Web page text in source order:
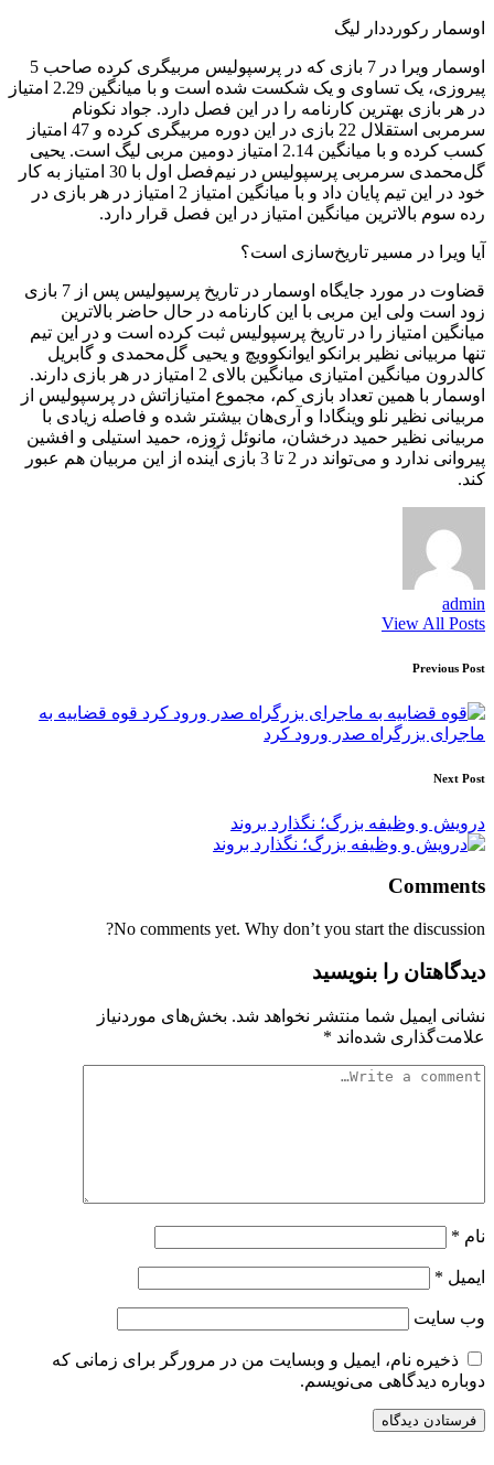
اوسمار رکورددار لیگ
اوسمار ویرا در 7 بازی که در پرسپولیس مربیگری کرده صاحب 5
پیروزی، یک تساوی و یک شکست شده است و با میانگین 2.29 امتیاز
در هر بازی بهترین کارنامه را در این فصل دارد. جواد نکونام
سرمربی استقلال 22 بازی در این دوره مربیگری کرده و 47 امتیاز
کسب کرده و با میانگین 2.14 امتیاز دومین مربی لیگ است. یحیی
گل‌محمدی سرمربی پرسپولیس در نیم‌فصل اول با 30 امتیاز به کار
خود در این تیم پایان داد و با میانگین امتیاز 2 امتیاز در هر بازی در
رده سوم بالاترین میانگین امتیاز در این فصل قرار دارد.
آیا ویرا در مسیر تاریخ‌سازی است؟
قضاوت در مورد جایگاه اوسمار در تاریخ پرسپولیس پس از 7 بازی
زود است ولی این مربی با این کارنامه در حال حاضر بالاترین
میانگین امتیاز را در تاریخ پرسپولیس ثبت کرده است و در این تیم
تنها مربیانی نظیر برانکو ایوانکوویچ و یحیی گل‌محمدی و گابریل
کالدرون میانگین امتیازی میانگین بالای 2 امتیاز در هر بازی دارند.
اوسمار با همین تعداد بازی کم، مجموع امتیازاتش در پرسپولیس از
مربیانی نظیر نلو وینگادا و آری‌هان بیشتر شده و فاصله زیادی با
مربیانی نظیر حمید درخشان، مانوئل ژوزه، حمید استیلی و افشین
پیروانی ندارد و می‌تواند در 2 تا 3 بازی آینده از این مربیان هم عبور
کند.
admin
View All Posts
Post
navigation
Previous Post
قوه قضاییه به
ماجرای بزرگراه صدر ورود کرد
Next Post
درویش و وظیفه بزرگ؛ نگذارد بروند
Comments
No comments yet. Why don’t you start the discussion?
دیدگاهتان را بنویسید
نشانی ایمیل شما منتشر نخواهد شد. بخش‌های موردنیاز
علامت‌گذاری شده‌اند *
نام *
ایمیل *
وب‌ سایت
ذخیره نام، ایمیل و وبسایت من در مرورگر برای زمانی که
دوباره دیدگاهی می‌نویسم.